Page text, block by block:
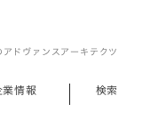
ドヴァンスアーキテクツ
業情報 検索